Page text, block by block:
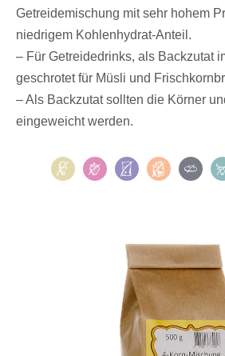
Getreidemischung mit sehr hohem
niedrigem Kohlenhydrat-Anteil.
– Für Getreidedrinks, als Backzutat
geschrotet für Müsli und
– Als Backzutat sollten die Körner
eingeweicht werden.